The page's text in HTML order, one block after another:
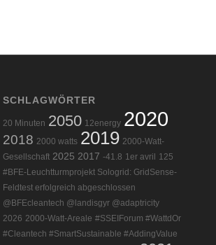
SCHLAGWÖRTER
20 Minuten 2050 12energy 2020
2018 2000 watts 2019 2000-Watt-
Gesellschaft 2025 2017 -41.8 1er avril
125
#BFE-Leuchtturmprojekt Sologrid: GridSense-
Feldtest erfolgreich abgeschlossen
@BFEcleantech @landisgyr @adaptricity
2026 2000-Watt-Areale #SSEIForum #WattdOr
#Cleantech #SmartSustainable #AddingValue